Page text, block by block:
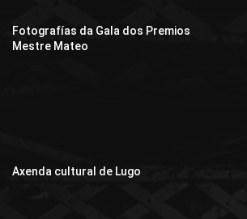
Fotografías da Gala dos Premios
Mestre Mateo
Axenda cultural de Lugo